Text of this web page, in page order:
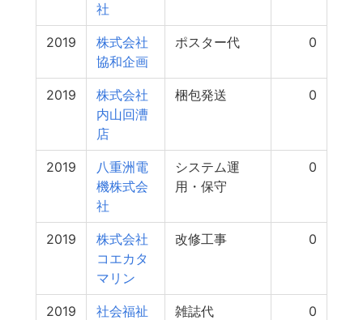
社
2019
株式会社
協和企画
ポスター代 0
2019
株式会社
内山回漕
店
梱包発送 0
2019
八重洲電
機株式会
社
システム運
用・保守
0
2019
株式会社
コエカタ
マリン
改修工事 0
2019
社会福祉
雑誌代 0